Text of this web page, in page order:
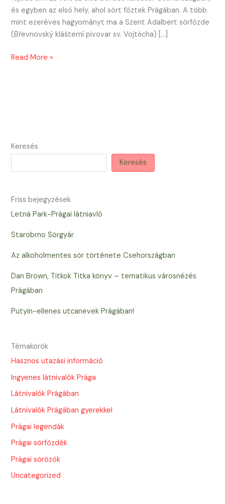
és egyben az első hely, ahol sört főztek Prágában. A több
mint ezeréves hagyományt ma a Szent Adalbert sörfőzde
(Břevnovský klášterní pivovar sv. Vojtěcha) […]
Kolostor
Read More »
Keresés
Keresés
Friss bejegyzések
Letná Park-Prágai látniavló
Starobrno Sörgyár
Az alkoholmentes sör története Csehországban
Dan Brown, Titkok Titka könyv – tematikus városnézés
Prágában
Putyin-ellenes utcanevek Prágában!
Témakörök
Hasznos utazási információ
Ingyenes látnivalók Prága
Látnivalók Prágában
Látnivalók Prágában gyerekkel
Prágai legendák
Prágai sörfőzdék
Prágai sörözők
Uncategorized